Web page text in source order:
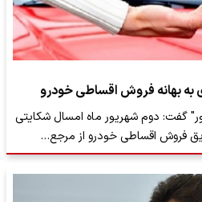
گفت: دوم شهریور ماه امسال شکایتی
فروش اقساطی خودرو از مرجع…